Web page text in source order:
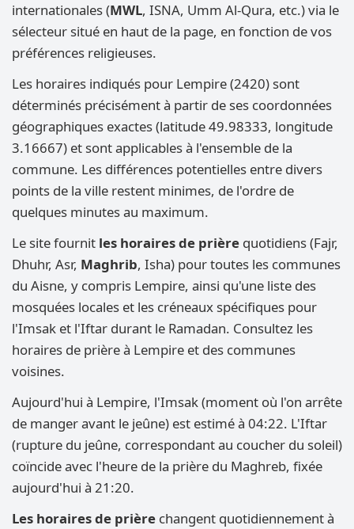
internationales (MWL, ISNA, Umm Al-Qura, etc.) via le
sélecteur situé en haut de la page, en fonction de vos
préférences religieuses.
Les horaires indiqués pour Lempire (2420) sont
déterminés précisément à partir de ses coordonnées
géographiques exactes (latitude 49.98333, longitude
3.16667) et sont applicables à l'ensemble de la
commune. Les différences potentielles entre divers
points de la ville restent minimes, de l'ordre de
quelques minutes au maximum.
Le site fournit les horaires de prière quotidiens (Fajr,
Dhuhr, Asr, Maghrib, Isha) pour toutes les communes
du Aisne, y compris Lempire, ainsi qu'une liste des
mosquées locales et les créneaux spécifiques pour
l'Imsak et l'Iftar durant le Ramadan. Consultez les
horaires de prière à Lempire et des communes
voisines.
Aujourd'hui à Lempire, l'Imsak (moment où l'on arrête
de manger avant le jeûne) est estimé à 04:22. L'Iftar
(rupture du jeûne, correspondant au coucher du soleil)
coïncide avec l'heure de la prière du Maghreb, fixée
aujourd'hui à 21:20.
Les horaires de prière changent quotidiennement à